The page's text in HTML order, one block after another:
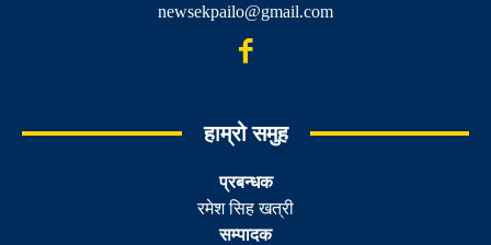
newsekpailo@gmail.com
हाम्रो समुह
प्रबन्धक
रमेश सिह खत्री
सम्पादक